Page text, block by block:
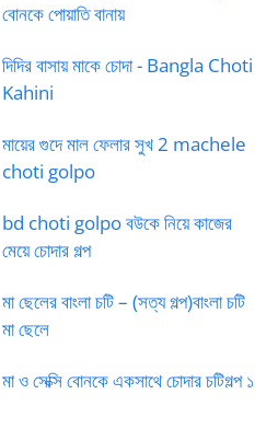
বোনকে পোয়াতি বানায়
দিদির বাসায় মাকে চোদা - Bangla Choti
Kahini
মায়ের গুদে মাল ফেলার সুখ 2 machele
choti golpo
bd choti golpo বউকে নিয়ে কাজের
মেয়ে চোদার গল্প
মা ছেলের বাংলা চটি – (সত্য গল্প)বাংলা চটি
মা ছেলে
মা ও সেক্সি বোনকে একসাথে চোদার চটিগল্প ১